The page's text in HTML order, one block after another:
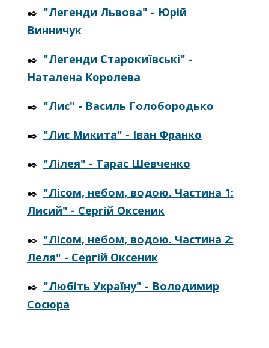
✒️ "Легенди Львова" - Юрій
Винничук
✒️ "Легенди Старокиївські" -
Наталена Королева
✒️ "Лис" - Василь Голобородько
✒️ "Лис Микита" - Іван Франко
✒️ "Лілея" - Тарас Шевченко
✒️ "Лісом, небом, водою. Частина 1:
Лисий" - Сергій Оксеник
✒️ "Лісом, небом, водою. Частина 2:
Леля" - Сергій Оксеник
✒️ "Любіть Україну" - Володимир
Сосюра